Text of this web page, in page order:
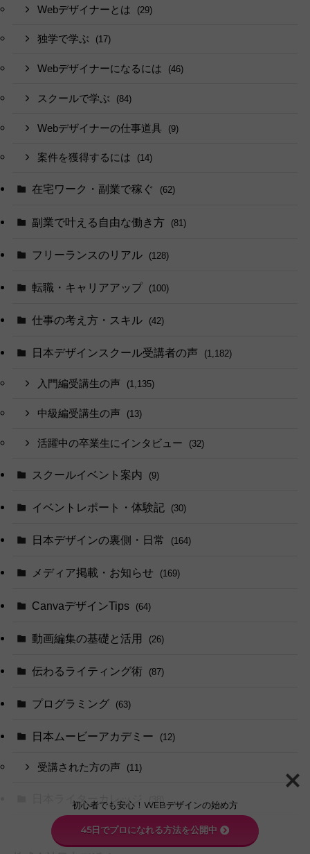
Webデザイナーとは (29)
独学で学ぶ (17)
Webデザイナーになるには (46)
スクールで学ぶ (84)
Webデザイナーの仕事道具 (9)
案件を獲得するには (14)
在宅ワーク・副業で稼ぐ (62)
副業で叶える自由な働き方 (81)
フリーランスのリアル (128)
転職・キャリアアップ (100)
仕事の考え方・スキル (42)
日本デザインスクール受講者の声 (1,182)
入門編受講生の声 (1,135)
中級編受講生の声 (13)
活躍中の卒業生にインタビュー (32)
スクールイベント案内 (9)
イベントレポート・体験記 (30)
日本デザインの裏側・日常 (164)
メディア掲載・お知らせ (169)
CanvaデザインTips (64)
動画編集の基礎と活用 (26)
伝わるライティング術 (87)
プログラミング (63)
日本ムービーアカデミー (12)
受講された方の声 (11)
日本ライターカレッジ (38)
初心者でも安心！WEBデザインの始め方
45日でプロになれる方法を公開中